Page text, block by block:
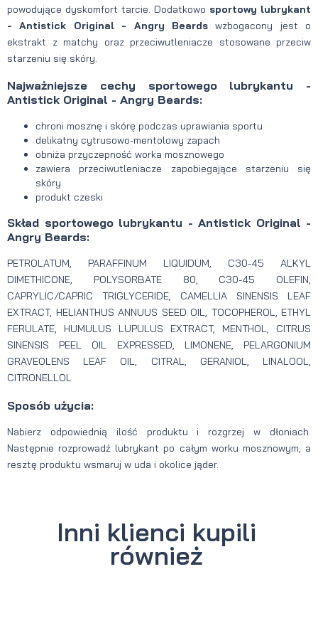
powodujące dyskomfort tarcie. Dodatkowo sportowy lubrykant
- Antistick Original - Angry Beardswzbogacony jest o
ekstrakt z matchy oraz przeciwutleniacze stosowane przeciw
starzeniu się skóry.
Najważniejsze cechy sportowego lubrykantu -
Antistick Original - Angry Beards:
chroni mosznę i skórę podczas uprawiania sportu
delikatny cytrusowo-mentolowy zapach
obniża przyczepność worka mosznowego
zawiera przeciwutleniacze zapobiegające starzeniu się
skóry
produkt czeski
Skład sportowego lubrykantu - Antistick Original -
Angry Beards:
PETROLATUM, PARAFFINUM LIQUIDUM, C30-45 ALKYL
DIMETHICONE, POLYSORBATE 80, C30-45 OLEFIN,
CAPRYLIC/CAPRIC TRIGLYCERIDE, CAMELLIA SINENSIS LEAF
EXTRACT, HELIANTHUS ANNUUS SEED OIL, TOCOPHEROL, ETHYL
FERULATE, HUMULUS LUPULUS EXTRACT, MENTHOL, CITRUS
SINENSIS PEEL OIL EXPRESSED, LIMONENE, PELARGONIUM
GRAVEOLENS LEAF OIL, CITRAL, GERANIOL, LINALOOL,
CITRONELLOL
Sposób użycia:
Nabierz odpowiednią ilość produktu i rozgrzej w dłoniach.
Następnie rozprowadź lubrykant po całym worku mosznowym, a
resztę produktu wsmaruj w uda i okolice jąder.
Inni klienci kupili
również